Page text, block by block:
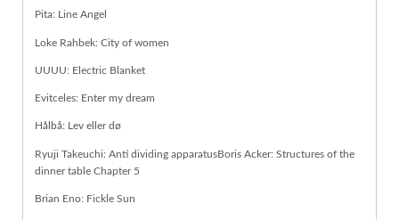
Pita: Line Angel
Loke Rahbek: City of women
UUUU: Electric Blanket
Evitceles: Enter my dream
Hålbå: Lev eller dø
Ryuji Takeuchi: Anti dividing apparatusBoris Acker: Structures of the
dinner table Chapter 5
Brian Eno: Fickle Sun